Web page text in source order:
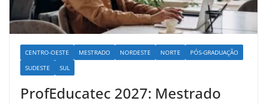
CENTRO-OESTE MESTRADO NORDESTE NORTE
PÓS-GRADUAÇÃO
SUDESTE
SUL
ProfEducatec 2027: Mestrado